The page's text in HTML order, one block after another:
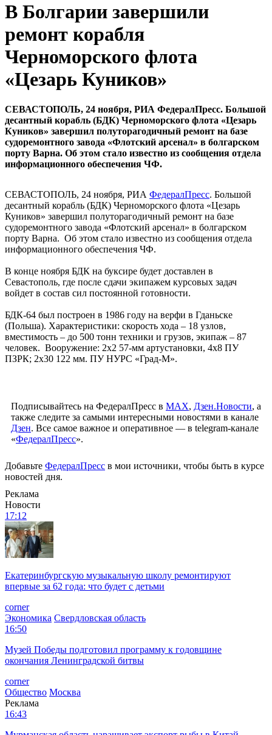
В Болгарии завершили
ремонт корабля
Черноморского флота
«Цезарь Куников»
СЕВАСТОПОЛЬ, 24 ноября, РИА ФедералПресс. Большой
десантный корабль (БДК) Черноморского флота «Цезарь
Куников» завершил полуторагодичный ремонт на базе
судоремонтного завода «Флотский арсенал» в болгарском
порту Варна. Об этом стало известно из сообщения отдела
информационного обеспечения ЧФ.
СЕВАСТОПОЛЬ, 24 ноября, РИА ФедералПресс. Большой
десантный корабль (БДК) Черноморского флота «Цезарь
Куников» завершил полуторагодичный ремонт на базе
судоремонтного завода «Флотский арсенал» в болгарском
порту Варна. Об этом стало известно из сообщения отдела
информационного обеспечения ЧФ.
В конце ноября БДК на буксире будет доставлен в
Севастополь, где после сдачи экипажем курсовых задач
войдет в состав сил постоянной готовности.
БДК-64 был построен в 1986 году на верфи в Гданьске
(Польша). Характеристики: скорость хода – 18 узлов,
вместимость – до 500 тонн техники и грузов, экипаж – 87
человек. Вооружение: 2х2 57-мм артустановки, 4х8 ПУ
ПЗРК; 2х30 122 мм. ПУ НУРС «Град-М».
Подписывайтесь на ФедералПресс в МАХ, Дзен.Новости, а
также следите за самыми интересными новостями в канале
Дзен. Все самое важное и оперативное — в telegram-канале
«ФедералПресс».
Добавьте ФедералПресс в мои источники, чтобы быть в курсе
новостей дня.
Реклама
Новости
17:12
Екатеринбургскую музыкальную школу ремонтируют
впервые за 62 года: что будет с детьми
corner
Экономика Свердловская область
16:50
Музей Победы подготовил программу к годовщине
окончания Ленинградской битвы
corner
Общество Москва
Реклама
16:43